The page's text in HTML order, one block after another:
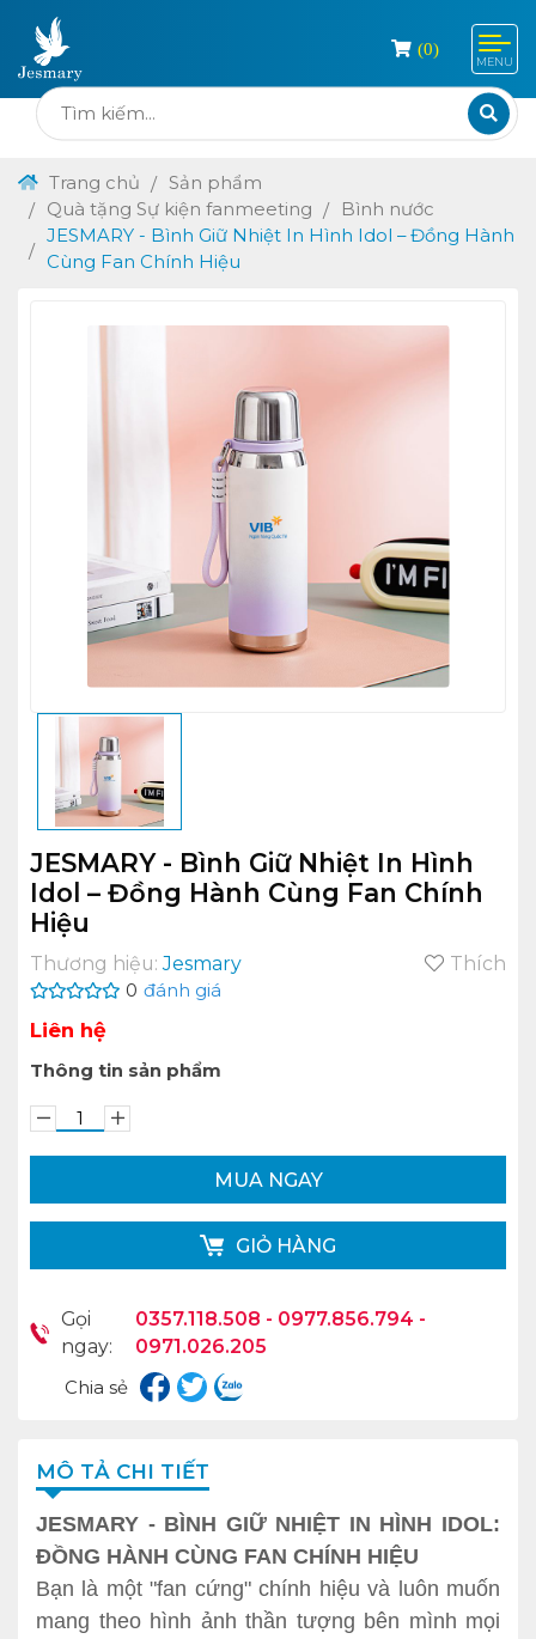
(0)
MENU
Trang chủ
Sản phẩm
Quà tặng Sự kiện fanmeeting
Bình nước
JESMARY - Bình Giữ Nhiệt In Hình Idol – Đồng Hành
Cùng Fan Chính Hiệu
JESMARY - Bình Giữ Nhiệt In Hình
Idol – Đồng Hành Cùng Fan Chính
Hiệu
Thương hiệu:Jesmary Thích
0 đánh giá
Liên hệ
Thông tin sản phẩm
MUA NGAY
GIỎ HÀNG
Gọi
ngay:
0357.118.508 - 0977.856.794 -
0971.026.205
Chia sẻ
MÔ TẢ CHI TIẾT
JESMARY - BÌNH GIỮ NHIỆT IN HÌNH IDOL:
ĐỒNG HÀNH CÙNG FAN CHÍNH HIỆU
Bạn là một "fan cứng" chính hiệu và luôn muốn
mang theo hình ảnh thần tượng bên mình mọi